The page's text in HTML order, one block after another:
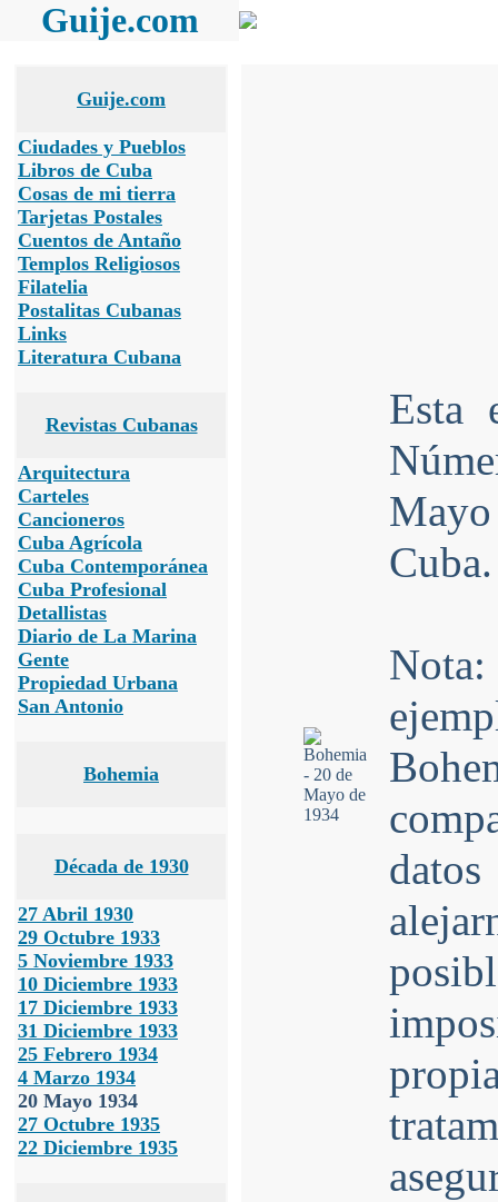
Guije.com
Guije.com
Ciudades y Pueblos
Libros de Cuba
Cosas de mi tierra
Tarjetas Postales
Cuentos de Antaño
Templos Religiosos
Filatelia
Postalitas Cubanas
Links
Literatura Cubana
Revistas Cubanas
Arquitectura
Carteles
Cancioneros
Cuba Agrícola
Cuba Contemporánea
Cuba Profesional
Detallistas
Diario de La Marina
Gente
Propiedad Urbana
San Antonio
Bohemia
Década de 1930
27 Abril 1930
29 Octubre 1933
5 Noviembre 1933
10 Diciembre 1933
17 Diciembre 1933
31 Diciembre 1933
25 Febrero 1934
4 Marzo 1934
20 Mayo 1934
27 Octubre 1935
22 Diciembre 1935
Esta
Cuba.
Nota: